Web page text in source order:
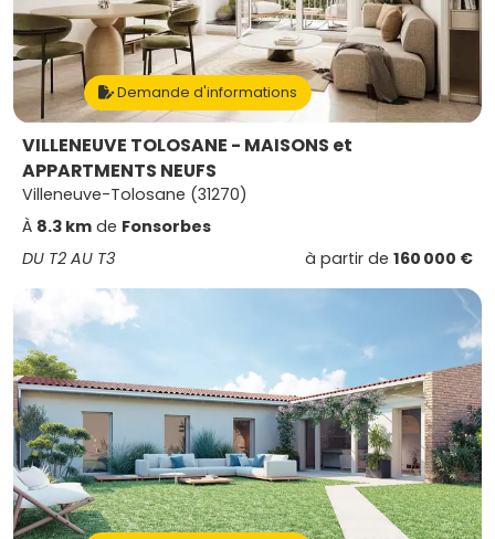
Demande d'informations
VILLENEUVE TOLOSANE - MAISONS et
APPARTMENTS NEUFS
Villeneuve-Tolosane (31270)
À 8.3 km de Fonsorbes
DU T2 AU T3
à partir de 160 000 €